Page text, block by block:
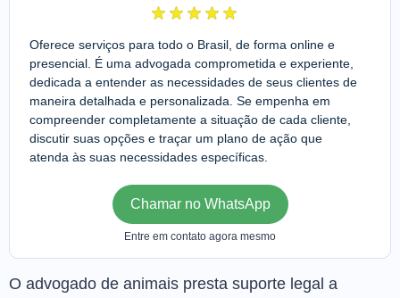
Oferece serviços para todo o Brasil, de forma online e
presencial. É uma advogada comprometida e experiente,
dedicada a entender as necessidades de seus clientes de
maneira detalhada e personalizada. Se empenha em
compreender completamente a situação de cada cliente,
discutir suas opções e traçar um plano de ação que
atenda às suas necessidades específicas.
Chamar no WhatsApp
Entre em contato agora mesmo
O advogado de animais presta suporte legal a